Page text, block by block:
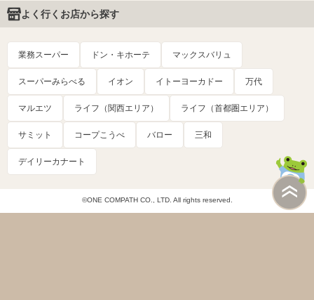
よく行くお店から探す
業務スーパー ドン・キホーテ マックスバリュ
スーパーみらべる イオン イトーヨーカドー 万代
マルエツ ライフ（関西エリア） ライフ（首都圏エリア）
サミット コープこうべ バロー 三和
デイリーカナート
©ONE COMPATH CO., LTD. All rights reserved.